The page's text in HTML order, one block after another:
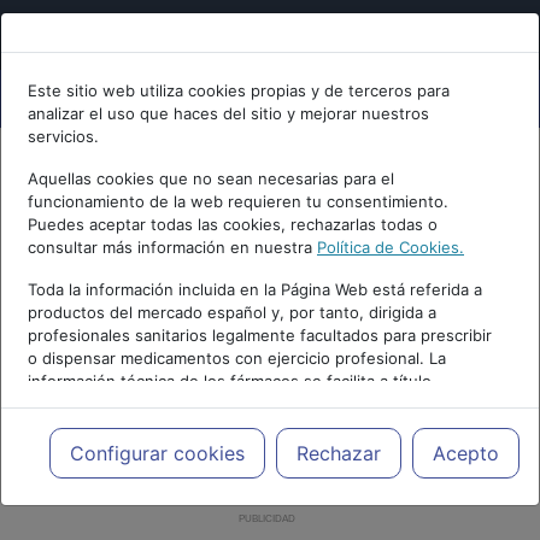
Este sitio web utiliza cookies propias y de terceros para
analizar el uso que haces del sitio y mejorar nuestros
servicios.
Aquellas cookies que no sean necesarias para el
funcionamiento de la web requieren tu consentimiento.
Puedes aceptar todas las cookies, rechazarlas todas o
consultar más información en nuestra Política de Cookies.
Toda la información incluida en la Página Web está referida a
productos del mercado español y, por tanto, dirigida a
profesionales sanitarios legalmente facultados para prescribir
o dispensar medicamentos con ejercicio profesional. La
información técnica de los fármacos se facilita a título
meramente informativo, siendo responsabilidad de los
profesionales facultados prescribir medicamentos y decidir, en
cada caso concreto, el tratamiento más adecuado a las
necesidades del paciente.
Configurar cookies Rechazar Acepto
PUBLICIDAD